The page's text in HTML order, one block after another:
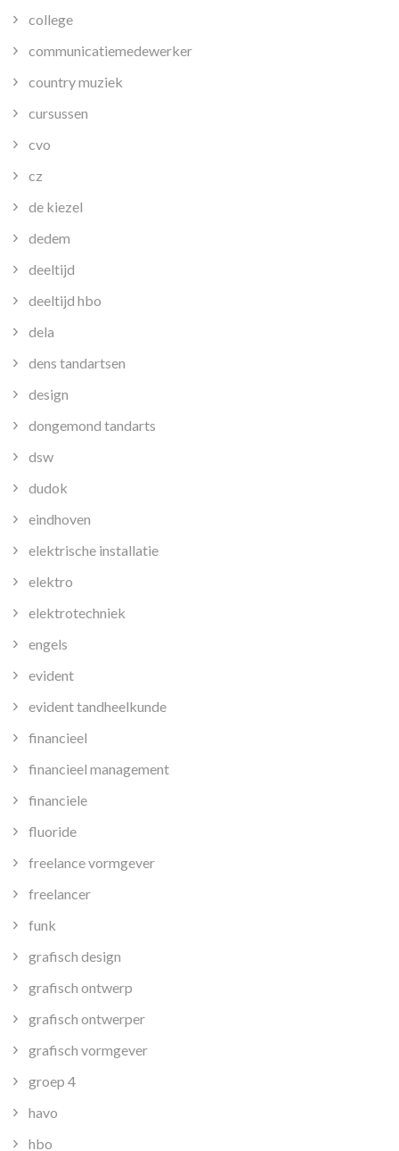
college
communicatiemedewerker
country muziek
cursussen
cvo
cz
de kiezel
dedem
deeltijd
deeltijd hbo
dela
dens tandartsen
design
dongemond tandarts
dsw
dudok
eindhoven
elektrische installatie
elektro
elektrotechniek
engels
evident
evident tandheelkunde
financieel
financieel management
financiele
fluoride
freelance vormgever
freelancer
funk
grafisch design
grafisch ontwerp
grafisch ontwerper
grafisch vormgever
groep 4
havo
hbo